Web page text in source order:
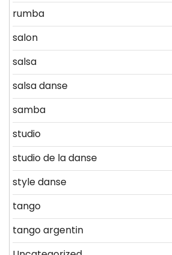
rumba
salon
salsa
salsa danse
samba
studio
studio de la danse
style danse
tango
tango argentin